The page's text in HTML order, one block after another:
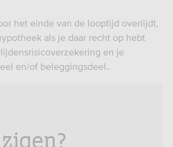
het einde van de looptijd overlijdt,
als je daar recht op hebt
en je
en/of beleggingsdeel..